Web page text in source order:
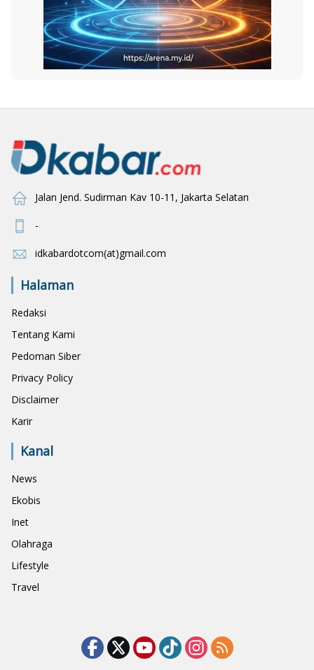
Jalan Jend. Sudirman Kav 10-11, Jakarta Selatan
-
idkabardotcom(at)gmail.com
Halaman
Redaksi
Tentang Kami
Pedoman Siber
Privacy Policy
Disclaimer
Karir
Kanal
News
Ekobis
Inet
Olahraga
Lifestyle
Travel